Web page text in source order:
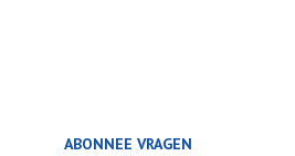
ABONNEE VRAGEN